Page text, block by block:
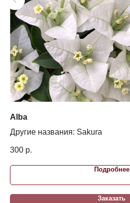
Alba
Другие названия: Sakura
300 р.
Подробнее
Заказать